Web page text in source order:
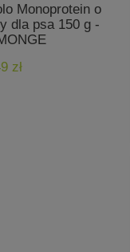
Monoprotein o
dla psa 150 g -
zł